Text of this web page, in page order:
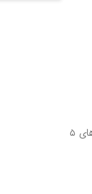
، از مقاصد لوکس برای عروسی‌های باشکوه محسوب می‌شود. از قلعه‌های تاریخی گرفته تا باغ‌های وسیع و هتل‌های ۵